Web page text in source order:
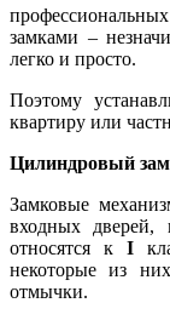
замками –
легко и просто.
Поэтому
квартиру или
Цилиндровый
Замковые
входных дверей,
относятся кI
некоторые из
отмычки.